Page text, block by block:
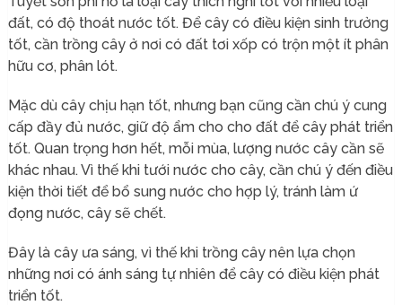
đất, có độ thoát nước tốt. Để cây có điều kiện sinh trưởng
tốt, cần trồng cây ở nơi có đất tơi xốp có trộn một ít phân
hữu cơ, phân lót.
Mặc dù cây chịu hạn tốt, nhưng bạn cũng cần chú ý cung
cấp đầy đủ nước, giữ độ ẩm cho cho đất để cây phát triển
tốt. Quan trọng hơn hết, mỗi mùa, lượng nước cây cần sẽ
khác nhau. Vì thế khi tưới nước cho cây, cần chú ý đến điều
kiện thời tiết để bổ sung nước cho hợp lý, tránh làm ứ
đọng nước, cây sẽ chết.
Đây là cây ưa sáng, vì thế khi trồng cây nên lựa chọn
những nơi có ánh sáng tự nhiên để cây có điều kiện phát
triển tốt.